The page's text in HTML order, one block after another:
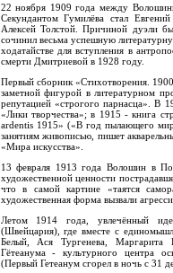
22 ноября 1909 года между
Секундантом Гумилёва стал
Алексей Толстой. Причиной дуэли
сочинил весьма успешную
ходатайстве для вступления в
смерти Дмитриевой в 1928 году.
Первый сборник «Стихотворения.
заметной фигурой в литературном
репутацией «строгого парнасца». В
«Лики творчества»; в 1915 - книга
ardentis 1915» («В год пылающего
занятиям живописью, пишет
«Мира искусства».
13 февраля 1913 года Волошин в
художественной ценности
что в самой картине «таятся
художественная форма вызвали
Летом 1914 года, увлечённый
(Швейцария), где вместе с
Белый, Ася Тургенева,
Гётеанума - культурного центра
(Первый Гетеанум сгорел в ночь с 31